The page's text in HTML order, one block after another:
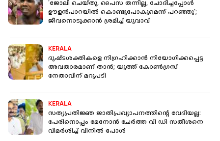
'ജോലി ചെയ്തു, പൈസ തന്നില്ല, ചോദിച്ചപ്പോൾ
ഊളൻപാറയിൽ കൊണ്ടുപോകുമെന്ന് പറഞ്ഞു';
ജീവനൊടുക്കാൻ ശ്രമിച്ച് യുവാവ്
KERALA
ദുഷ്ടശക്തികളെ നിഗ്രഹിക്കാന്‍ നിയോഗിക്കപ്പെട്ട
അവതാരമാണ് താന്‍; യൂത്ത് കോണ്‍ഗ്രസ്
നേതാവിന് മറുപടി
KERALA
സത്യപ്രതിജ്ഞ ജാതിപ്രഖ്യാപനത്തിൻ്റെ വേദിയല്ല:
പേരിനൊപ്പം മേനോൻ ചേർത്ത വി ഡി സതീശനെ
വിമർശിച്ച് വിനിൽ പോൾ